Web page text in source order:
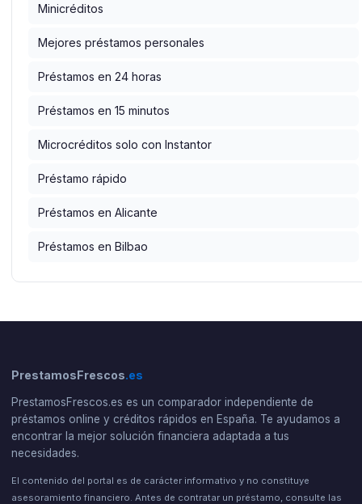
Minicréditos
Mejores préstamos personales
Préstamos en 24 horas
Préstamos en 15 minutos
Microcréditos solo con Instantor
Préstamo rápido
Préstamos en Alicante
Préstamos en Bilbao
PrestamosFrescos.es
PrestamosFrescos.es es un comparador independiente de
préstamos online y créditos rápidos en España. Te ayudamos a
encontrar la mejor solución financiera adaptada a tus
necesidades.
El contenido del portal es de carácter informativo y no constituye
asesoramiento financiero. Antes de contratar un préstamo, consulte las